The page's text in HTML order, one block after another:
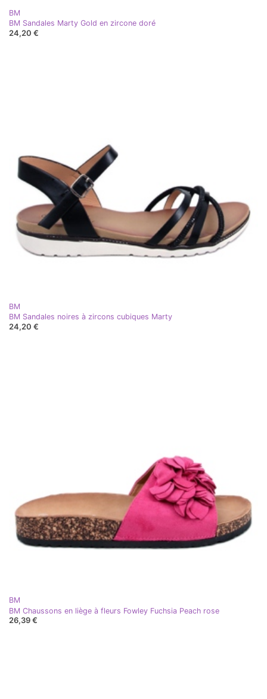
BM
BM Sandales Marty Gold en zircone doré
24,20 €
BM
BM Sandales noires à zircons cubiques Marty
24,20 €
BM
BM Chaussons en liège à fleurs Fowley Fuchsia Peach rose
26,39 €